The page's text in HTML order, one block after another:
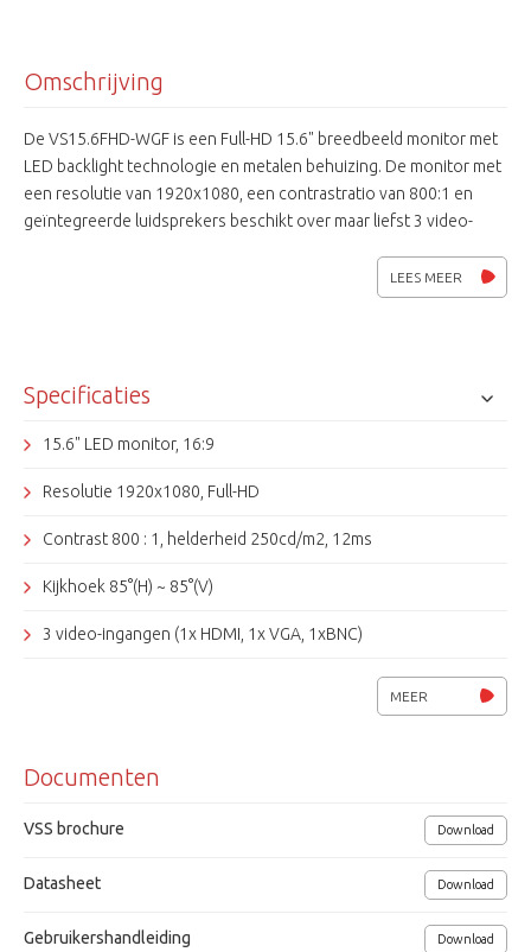
Omschrijving
De VS15.6FHD-WGF is een Full-HD 15.6" breedbeeld monitor met
LED backlight technologie en metalen behuizing. De monitor met
een resolutie van 1920x1080, een contrastratio van 800:1 en
geïntegreerde luidsprekers beschikt over maar liefst 3 video-
scherm is beschermd d.m.v. een glasfront. De VSXXXLEDFHD
LEES MEER
Specificaties
15.6" LED monitor, 16:9
Resolutie 1920x1080, Full-HD
Contrast 800 : 1, helderheid 250cd/m2, 12ms
Kijkhoek 85°(H) ~ 85°(V)
3 video-ingangen (1x HDMI, 1x VGA, 1xBNC)
Metalen behuizing, luidsprekers
Voedingsspanning 12Vdc /2A, 15W.
Afmetingen (bxhxd) 385 x 249 x 45,4mm
MEER
Documenten
VSS brochure Download
Datasheet Download
Gebruikershandleiding Download